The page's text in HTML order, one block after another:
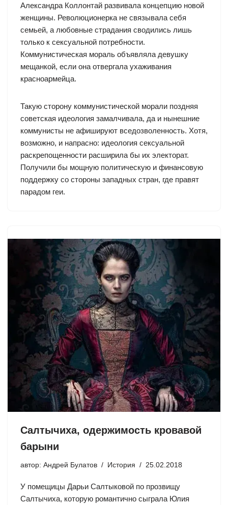
Александра Коллонтай развивала концепцию новой
женщины. Революционерка не связывала себя
семьей, а любовные страдания сводились лишь
только к сексуальной потребности.
Коммунистическая мораль объявляла девушку
мещанкой, если она отвергала ухаживания
красноармейца.
Такую сторону коммунистической морали поздняя
советская идеология замалчивала, да и нынешние
коммунисты не афишируют вседозволенность. Хотя,
возможно, и напрасно: идеология сексуальной
раскрепощенности расширила бы их электорат.
Получили бы мощную политическую и финансовую
поддержку со стороны западных стран, где правят
парадом геи.
Салтычиха, одержимость кровавой
барыни
автор: Андрей Булатов История 25.02.2018
У помещицы Дарьи Салтыковой по прозвищу
Салтычиха, которую романтично сыграла Юлия